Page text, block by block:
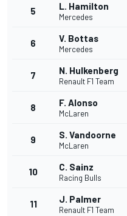
5 L. Hamilton
Mercedes
6 V. Bottas
Mercedes
7 N. Hulkenberg
Renault F1 Team
8 F. Alonso
McLaren
9 S. Vandoorne
McLaren
10 C. Sainz
Racing Bulls
11 J. Palmer
Renault F1 Team